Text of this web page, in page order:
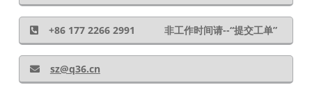
+86 177 2266 2991 非工作时间请--“提交工单”
sz@q36.cn